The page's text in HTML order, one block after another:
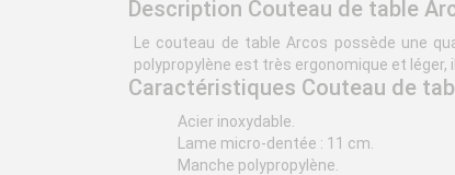
Description Couteau de table
Le couteau de table Arcos possède une
polypropylène est très ergonomique et léger,
Caractéristiques Couteau de
Acier inoxydable.
Lame micro-dentée : 11 cm.
Manche polypropylène.